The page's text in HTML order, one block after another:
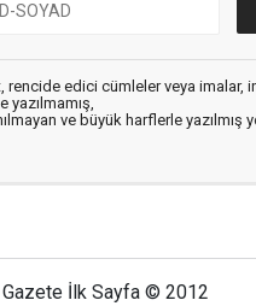
rencide edici cümleler veya imalar,
yazılmamış,
ve büyük harflerle yazılmış
Gazete İlk Sayfa © 2012